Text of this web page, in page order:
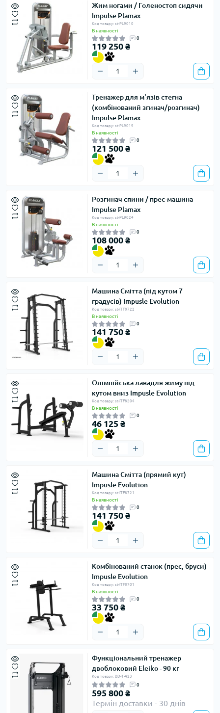
Жим ногами / Голеностоп сидячи
Impulse Plamax
Код товару: st-PL9010
В наявності
0
119 250 ₴
Тренажер для м'язів стегна
(комбінований згинач/розгинач)
Impulse Plamax
Код товару: st-PL9019
В наявності
0
121 500 ₴
Розгинач спини / прес-машина
Impulse Plamax
Код товару: st-PL9024
В наявності
0
108 000 ₴
Машина Смітта (під кутом 7
градусів) Impusle Evolution
Код товару: st-ITF8722
В наявності
0
141 750 ₴
Олімпійська лавадля жиму під
кутом вниз Impusle Evolution
Код товару: st-ITF8204
В наявності
0
46 125 ₴
Машина Смітта (прямий кут)
Impusle Evolution
Код товару: st-ITF8721
В наявності
0
141 750 ₴
Комбінований станок (прес, бруси)
Impusle Evolution
Код товару: st-ITF8701
В наявності
0
33 750 ₴
Функціональний тренажер
двоблоковий Eleiko - 90 кг
Код товару: BD-1-423
0
595 800 ₴
Термін доставки - 30 днів